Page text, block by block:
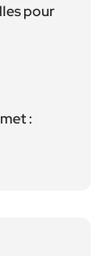
pour
: